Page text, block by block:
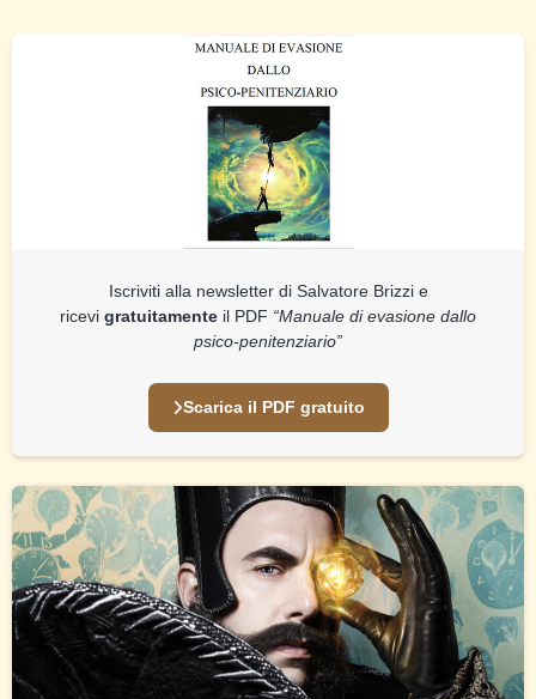
Iscriviti alla newsletter di Salvatore Brizzi e
ricevi gratuitamente il PDF “Manuale di evasione dallo
psico-penitenziario”
Scarica il PDF gratuito